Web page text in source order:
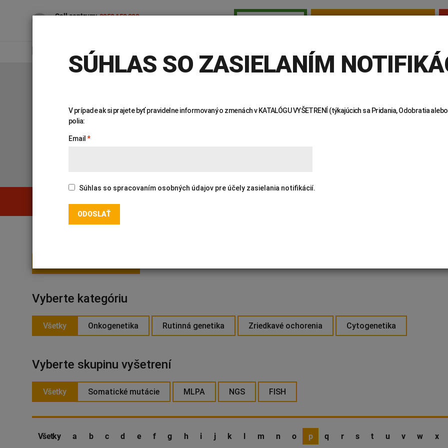
Call centrum: 0850 150 000
Genetika Covid-19 Žiadanky a tlačivá Výsledky vyšetrení
AKTUALITY KDE NÁS
KATALÓG VYŠETRENÍ
PREHĽADÁVAŤ KATALÓG:
Vyberte kategóriu
Všetky Onkogenetika Rutinná genetika Zriedkavé ochorenia Cytogenetika
Vyberte skupinu vyšetrení
Všetky Somatické mutácie MLPA NGS FISH
Všetky a b c d e f g h i j k l m n o p q r s t u v w x
SÚHLAS SO ZASIELANÍM
V prípade ak si prajete byť pravidelne informovaný o zmenách v KATALÓGU VYŠETRENÍ (týkajúcich sa Pridania, Odobratia
polia:
Email
Súhlas so spracovaním osobných údajov pre účely zasielania notifikácií.